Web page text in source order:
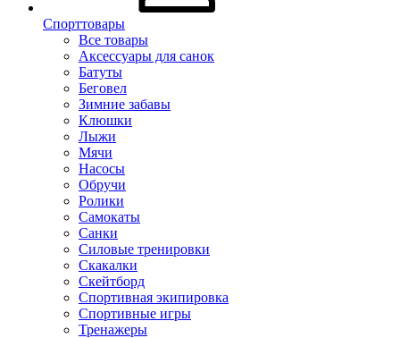
Спорттовары
Все товары
Аксессуары для санок
Батуты
Беговел
Зимние забавы
Клюшки
Лыжи
Мячи
Насосы
Обручи
Ролики
Самокаты
Санки
Силовые тренировки
Скакалки
Скейтборд
Спортивная экипировка
Спортивные игры
Тренажеры